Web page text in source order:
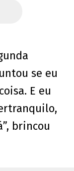
se eu
E eu
brincou